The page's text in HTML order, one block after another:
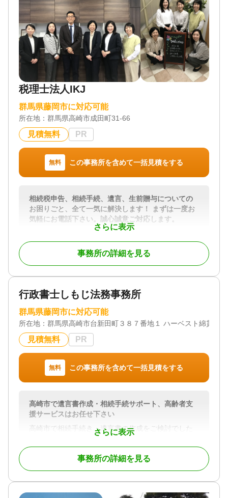
対応地域
群馬県・埼玉県北部・栃木県西部
対応業務
遺言書 / 遺産分割 / 生前贈与 / 相続財産調査 / 家族信
託 / 相続手続き / 銀行手続き / 戸籍収集 / 相続人調査
電話相談可 / 訪問可 / 土日相談可 / 初回相談無料 / 18
時以降相談可 / オンライン面談可 / 事務所面談可
税理士法人IKJ
群馬県藤岡市に対応可能
所在地： 群馬県高崎市成田町31-66
見積無料 PR
無料 この事務所を含めて一括見積をする
さらに表示
相続税申告、相続手続、遺言、生前贈与についての
お困りごと、全て一気に解決します！ まずは一度お
気軽にお電話下さい。誠心誠意ご対応します。
相続は人生の中でも大きな節目であり、専門的な知
識が求められる分野です。当事務所では、相続税申
告はもちろん、事前の相続対策から申告後のフォロ
ーまで一貫してサポートしております。お客様一人
ご相談いただける体制を整えておりますので、どう
群馬県全域
対応業務
遺言書 / 遺産分割 / 相続財産調査 / 相続税申告 / 相続
手続き / 銀行手続き / 戸籍収集 / 事業承継 / 相続人調
査 / 生前贈与（不動産名義変更）
事務所の詳細を見る
行政書士しもじ法務事務所
群馬県藤岡市に対応可能
所在地： 群馬県高崎市台新田町３８７番地１ ハーベスト綿貫第3
見積無料 PR
無料 この事務所を含めて一括見積をする
さらに表示
高崎市で遺言書作成・相続手続サポート、高齢者支
援サービスはお任せ下さい
高崎市で相続手続き・遺言書の作成をご検討でした
ら、行政書士しもじ法務事務所へどうぞ。
ご家族に最後の想いを伝えるために遺言書の作成を
検討してみてはいかがでしょうか
事務所の詳細を見る